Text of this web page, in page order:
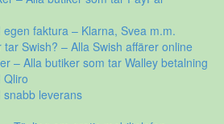
egen faktura – Klarna, Svea m.m.
tar Swish? – Alla Swish affärer online
– Alla butiker som tar Walley betalning
Qliro
snabb leverans